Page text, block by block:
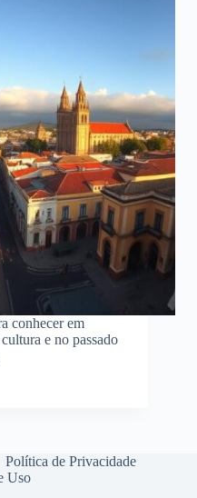
conhecer em
e no passado
Política de Privacidade
Uso